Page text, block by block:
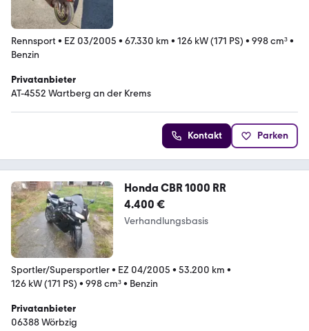
Rennsport • EZ 03/2005 • 67.330 km • 126 kW (171 PS) • 998 cm³•
Benzin
Privatanbieter
AT-4552 Wartberg an der Krems
Kontakt Parken
Honda CBR 1000 RR
4.400 €
Verhandlungsbasis
Sportler/Supersportler• EZ 04/2005 • 53.200 km •
126 kW (171 PS) • 998 cm³• Benzin
Privatanbieter
06388 Wörbzig